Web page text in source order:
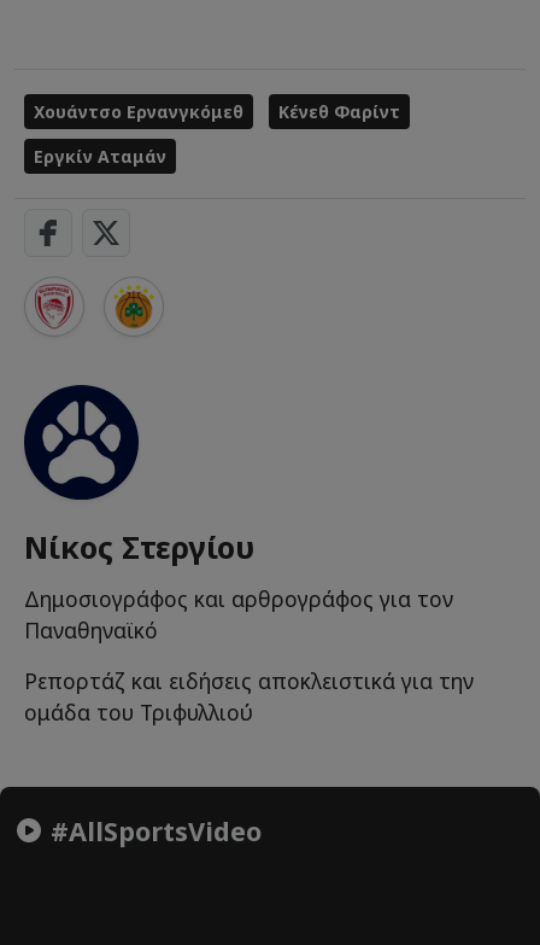
Χουάντσο Ερνανγκόμεθ
Κένεθ Φαρίντ
Εργκίν Αταμάν
Νίκος Στεργίου
Δημοσιογράφος και αρθρογράφος για τον
Παναθηναϊκό
Ρεπορτάζ και ειδήσεις αποκλειστικά για την
ομάδα του Τριφυλλιού
#AllSportsVideo